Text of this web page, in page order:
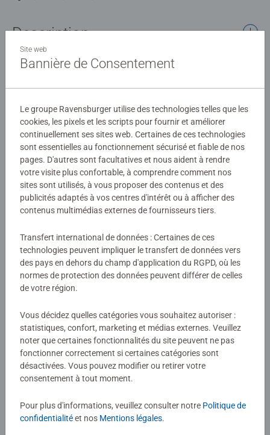
Description
Pour dessiner une infinité de mandalas !
Numéro d'article:
12028015
EAN:
4005555280156
Avertissements et informations du fabricant
Produits similaires
Aucune évaluation n'a encore été
soumise
0/0
Rédiger une évaluation
Consignes d'évaluation
Site web
Bannière de Consentement
Le groupe Ravensburger utilise des technologies telles que les
cookies, les pixels et les scripts pour fournir et améliorer
continuellement ses sites web. Certaines de ces technologies
sont essentielles au fonctionnement sécurisé et fiable de nos
pages. D'autres sont facultatives et nous aident à rendre
votre visite plus confortable, à comprendre comment nos
sites sont utilisés, à vous proposer des contenus et des
publicités adaptés à vos centres d'intérêt ou à afficher des
contenus multimédias externes de fournisseurs tiers.
Transfert international de données : Certaines de ces
technologies peuvent impliquer le transfert de données vers
des pays en dehors du champ d'application du RGPD, où les
normes de protection des données peuvent différer de celles
de votre région.
Vous décidez quelles catégories vous souhaitez autoriser :
statistiques, confort, marketing et médias externes. Veuillez
noter que certaines fonctionnalités du site peuvent ne pas
fonctionner correctement si certaines catégories sont
désactivées. Vous pouvez modifier ou retirer votre
consentement à tout moment.
Pour plus d'informations, veuillez consulter notre Politique de
confidentialitéet nos Mentions légales.